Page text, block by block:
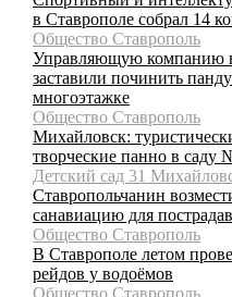
в Ставрополе собрал 14
Общество Ставрополь
Управляющую компанию
заставили починить
многоэтажке
Общество Ставрополь
Михайловск:
творческие панно в саду
Детский сад 31
Ставропольчанин
санавиацию для
Общество Ставрополь
В Ставрополе летом
рейдов у водоёмов
Общество Ставрополь